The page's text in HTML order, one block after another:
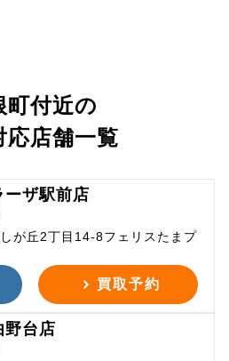
町付近の
応店舗一覧
ーザ駅前店
が丘2丁目14-8フェリスたまプ
買取予約
野台店